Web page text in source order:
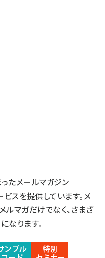
たメールマガジン
スを提供しています。メ
ルマガだけでなく、さまざ
なります。